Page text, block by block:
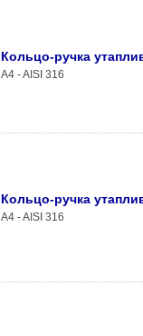
Кольцо-ручка
A4 - AISI 316
Кольцо-ручка
A4 - AISI 316